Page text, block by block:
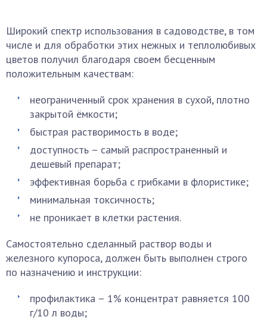
Широкий спектр использования в садоводстве, в том
числе и для обработки этих нежных и теплолюбивых
цветов получил благодаря своем бесценным
положительным качествам:
неограниченный срок хранения в сухой, плотно
закрытой ёмкости;
быстрая растворимость в воде;
доступность – самый распространенный и
дешевый препарат;
эффективная борьба с грибками в флористике;
минимальная токсичность;
не проникает в клетки растения.
Самостоятельно сделанный раствор воды и
железного купороса, должен быть выполнен строго
по назначению и инструкции:
профилактика – 1% концентрат равняется 100
г/10 л воды;